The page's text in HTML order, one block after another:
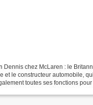
Dennis chez McLaren : le
et le constructeur automobile,
toutes ses fonctions